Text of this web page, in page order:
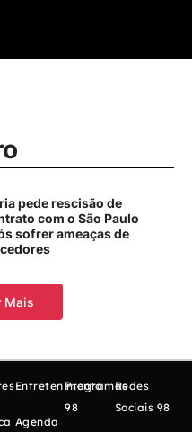
pede rescisão de
com o São Paulo
sofrer ameaças de
Mais
Entretenimento
Agenda
Programas
98
Redes
Sociais 98